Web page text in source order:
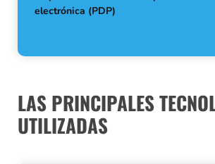
electrónica (PDP)
LAS PRINCIPALES
UTILIZADAS